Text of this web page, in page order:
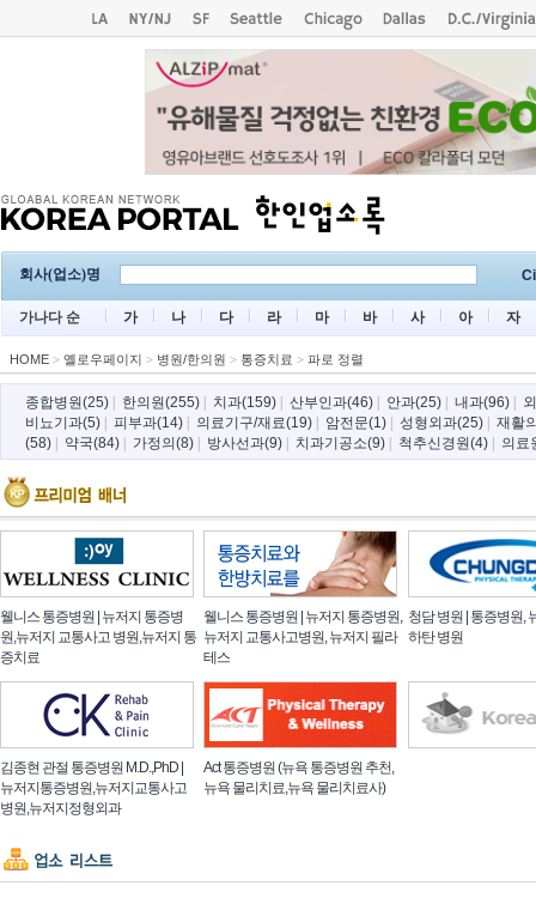
회사(업소)명
가나다 순 가 나 다 라 마 바 사 아 자
HOME > 옐로우페이지 > 병원/한의원 > 통증치료 > 파로 정렬
종합병원(25) 한의원(255) 치과(159) 산부인과(46) 안과(25) 내과(96)
비뇨기과(5)
피부과(14) 의료기구/재료(19) 암전문(1) 성형외과(25)
재활
(58)
약국(84) 가정의(8) 방사선과(9) 치과기공소(9) 척추신경원(4) 의료
웰니스 통증병원 | 뉴저지 통증병
원,뉴저지 교통사고 병원,뉴저지 통
증치료
웰니스 통증병원 | 뉴저지 통증병원,
뉴저지 교통사고병원, 뉴저지 필라
테스
청담 병원 | 통증병원,
하탄 병원
김종현 관절 통증병원 M.D.,PhD |
뉴저지통증병원,뉴저지교통사고
병원,뉴저지정형외과
Act 통증병원 (뉴욕 통증병원 추천,
뉴욕 물리치료,뉴욕 물리치료사)